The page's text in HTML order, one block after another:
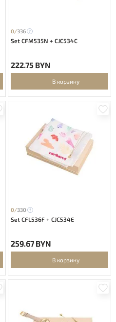
0/336
Set CFM535N + CJC534C
222.75 BYN
В корзину
0/330
Set CFL536F + CJC534E
259.67 BYN
В корзину